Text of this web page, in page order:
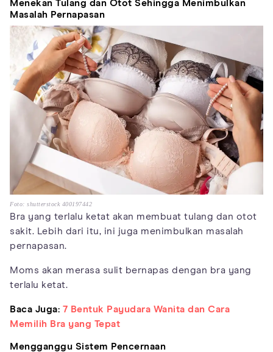
Menekan Tulang dan Otot Sehingga Menimbulkan
Masalah Pernapasan
Foto: shutterstock 400197442
Bra yang terlalu ketat akan membuat tulang dan otot
sakit. Lebih dari itu, ini juga menimbulkan masalah
pernapasan.
Moms akan merasa sulit bernapas dengan bra yang
terlalu ketat.
Baca Juga: 7 Bentuk Payudara Wanita dan Cara
Memilih Bra yang Tepat
Mengganggu Sistem Pencernaan